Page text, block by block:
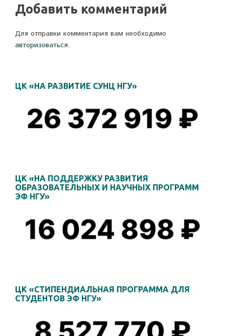
записям
Добавить комментарий
Для отправки комментария вам необходимо
авторизоваться.
ЦК «НА РАЗВИТИЕ СУНЦ НГУ»
ЦК «НА ПОДДЕРЖКУ РАЗВИТИЯ
ОБРАЗОВАТЕЛЬНЫХ И НАУЧНЫХ ПРОГРАММ
ЭФ НГУ»
ЦК «СТИПЕНДИАЛЬНАЯ ПРОГРАММА ДЛЯ
СТУДЕНТОВ ЭФ НГУ»